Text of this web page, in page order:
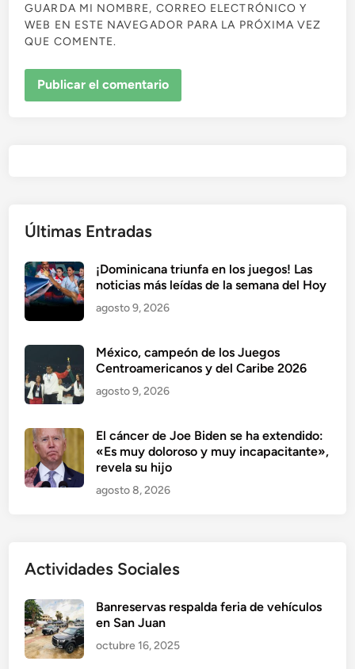
GUARDA MI NOMBRE, CORREO ELECTRÓNICO Y
WEB EN ESTE NAVEGADOR PARA LA PRÓXIMA VEZ
QUE COMENTE.
Últimas Entradas
¡Dominicana triunfa en los juegos! Las
noticias más leídas de la semana del Hoy
agosto 9, 2026
México, campeón de los Juegos
Centroamericanos y del Caribe 2026
agosto 9, 2026
El cáncer de Joe Biden se ha extendido:
«Es muy doloroso y muy incapacitante»,
revela su hijo
agosto 8, 2026
Actividades Sociales
Banreservas respalda feria de vehículos
en San Juan
octubre 16, 2025